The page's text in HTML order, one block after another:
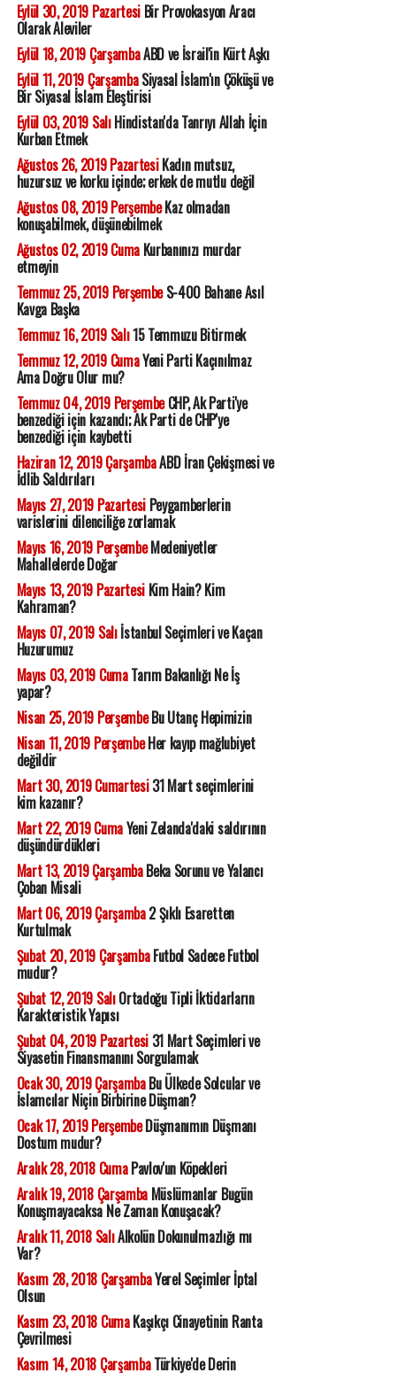
Eylül 30, 2019 PazartesiBir Provokasyon Aracı
Olarak Aleviler
Eylül 18, 2019 ÇarşambaABD ve İsrail'in Kürt Aşkı
Eylül 11, 2019 ÇarşambaSiyasal İslam'ın Çöküşü ve
Bir Siyasal İslam Eleştirisi
Eylül 03, 2019 SalıHindistan'da Tanrıyı Allah İçin
Kurban Etmek
Ağustos 26, 2019 PazartesiKadın mutsuz,
huzursuz ve korku içinde; erkek de mutlu değil
Ağustos 08, 2019 PerşembeKaz olmadan
konuşabilmek, düşünebilmek
Ağustos 02, 2019 CumaKurbanınızı murdar
etmeyin
Temmuz 25, 2019 PerşembeS-400 Bahane Asıl
Kavga Başka
Temmuz 16, 2019 Salı15 Temmuzu Bitirmek
Temmuz 12, 2019 CumaYeni Parti Kaçınılmaz
Ama Doğru Olur mu?
Temmuz 04, 2019 PerşembeCHP, Ak Parti'ye
benzediği için kazandı; Ak Parti de CHP'ye
benzediği için kaybetti
Haziran 12, 2019 ÇarşambaABD İran Çekişmesi ve
İdlib Saldırıları
Mayıs 27, 2019 PazartesiPeygamberlerin
varislerini dilenciliğe zorlamak
Mayıs 16, 2019 PerşembeMedeniyetler
Mahallelerde Doğar
Mayıs 13, 2019 PazartesiKim Hain? Kim
Kahraman?
Mayıs 07, 2019 Salıİstanbul Seçimleri ve Kaçan
Huzurumuz
Mayıs 03, 2019 CumaTarım Bakanlığı Ne İş
yapar?
Nisan 25, 2019 PerşembeBu Utanç Hepimizin
Nisan 11, 2019 PerşembeHer kayıp mağlubiyet
değildir
Mart 30, 2019 Cumartesi31 Mart seçimlerini
kim kazanır?
Mart 22, 2019 CumaYeni Zelanda'daki saldırının
düşündürdükleri
Mart 13, 2019 ÇarşambaBeka Sorunu ve Yalancı
Çoban Misali
Mart 06, 2019 Çarşamba2 Şıklı Esaretten
Kurtulmak
Şubat 20, 2019 ÇarşambaFutbol Sadece Futbol
mudur?
Şubat 12, 2019 SalıOrtadoğu Tipli İktidarların
Karakteristik Yapısı
Şubat 04, 2019 Pazartesi31 Mart Seçimleri ve
Siyasetin Finansmanını Sorgulamak
Ocak 30, 2019 ÇarşambaBu Ülkede Solcular ve
İslamcılar Niçin Birbirine Düşman?
Ocak 17, 2019 PerşembeDüşmanımın Düşmanı
Dostum mudur?
Aralık 28, 2018 CumaPavlov'un Köpekleri
Aralık 19, 2018 ÇarşambaMüslümanlar Bugün
Konuşmayacaksa Ne Zaman Konuşacak?
Aralık 11, 2018 SalıAlkolün Dokunulmazlığı mı
Var?
Kasım 28, 2018 ÇarşambaYerel Seçimler İptal
Olsun
Kasım 23, 2018 CumaKaşıkçı Cinayetinin Ranta
Çevrilmesi
Kasım 14, 2018 ÇarşambaTürkiye'de Derin